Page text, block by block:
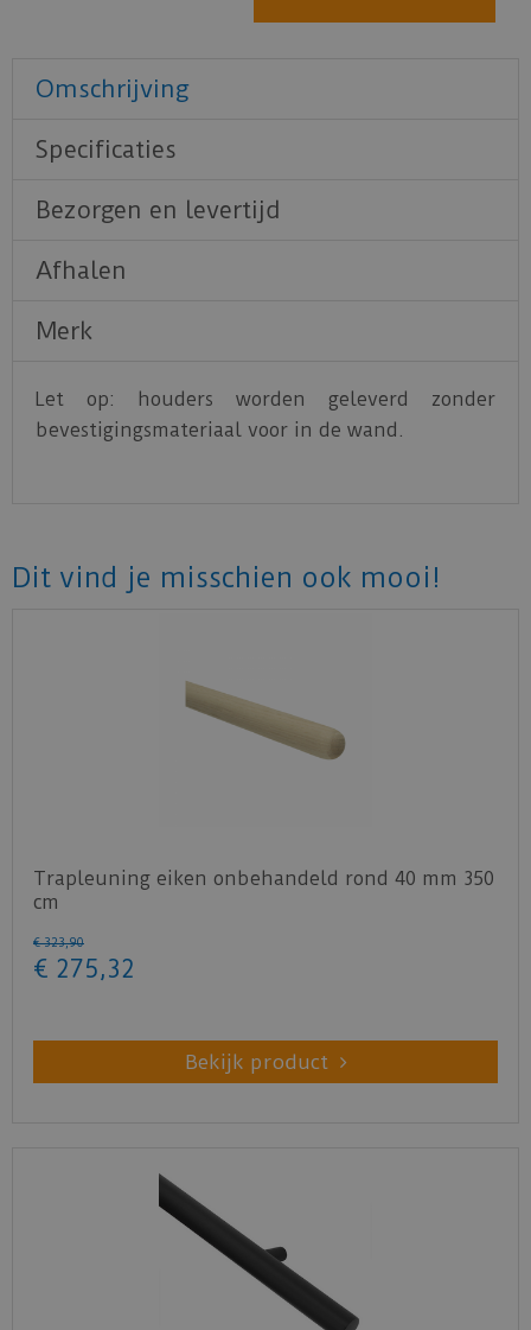
Omschrijving
Specificaties
Bezorgen en levertijd
Afhalen
Merk
Let op: houders worden geleverd zonder
bevestigingsmateriaal voor in de wand.
Dit vind je misschien ook mooi!
Trapleuning eiken onbehandeld rond 40 mm 350
cm
€ 323,90
€ 275,32
Bekijk product